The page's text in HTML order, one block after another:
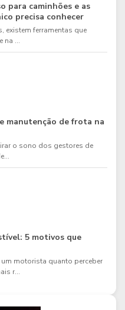
para caminhões e as
precisa conhecer
existem ferramentas que
na ...
manutenção de frota na
o sono dos gestores de
5 motivos que
motorista quanto perceber
r...